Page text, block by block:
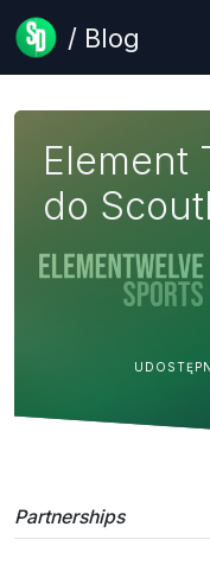
/ Blog
Element
do
Partnerships